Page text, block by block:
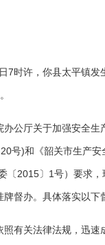
许，你县太平镇发
厅关于加强安全生
号)和《韶关市生产
〔2015〕1号）要求，
牌督办。具体落实以下
有关法律法规，迅速